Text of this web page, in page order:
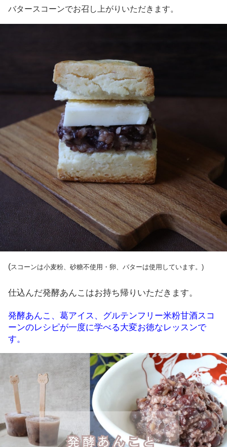
バタースコーンでお召し上がりいただきます。
(スコーンは小麦粉、砂糖不使用・卵、バターは使用しています。)
仕込んだ発酵あんこはお持ち帰りいただきます。
発酵あんこ、葛アイス、グルテンフリー米粉甘酒スコ
ーンのレシピが一度に学べる大変お徳なレッスンで
す。